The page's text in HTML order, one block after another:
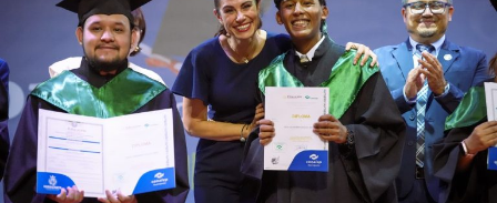
escenarios como:
•Teatro del Bicentenario Roberto •Plasencia Saldaña
•Teatro Estudio
•Auditorio Mateo Herrera
•Jardín de las Jacarandas
•Calzada de las Artes